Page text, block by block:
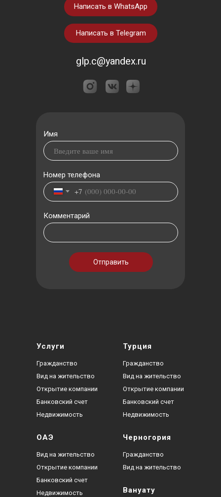
glp.c@yandex.ru
Имя
Номер телефона
+7
Комментарий
Отправить
Написать в WhatsApp
Написать в Telegram
Услуги
Гражданство
Вид на жительство
Открытие компании
Банковский счет
Недвижимость
Турция
Гражданство
Вид на жительство
Открытие компании
Банковский счет
Недвижимость
ОАЭ
Вид на жительство
Открытие компании
Банковский счет
Недвижимость
Черногория
Гражданство
Вид на жительство
Вануату